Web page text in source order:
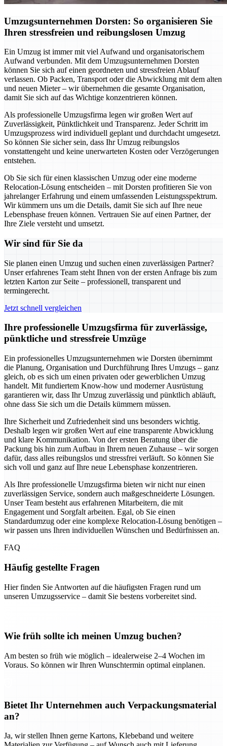
Umzugsunternehmen Dorsten: So organisieren Sie
Ihren stressfreien und reibungslosen Umzug
Ein Umzug ist immer mit viel Aufwand und organisatorischem
Aufwand verbunden. Mit dem Umzugsunternehmen Dorsten
können Sie sich auf einen geordneten und stressfreien Ablauf
verlassen. Ob Packen, Transport oder die Abwicklung mit dem alten
und neuen Mieter – wir übernehmen die gesamte Organisation,
damit Sie sich auf das Wichtige konzentrieren können.
Als professionelle Umzugsfirma legen wir großen Wert auf
Zuverlässigkeit, Pünktlichkeit und Transparenz. Jeder Schritt im
Umzugsprozess wird individuell geplant und durchdacht umgesetzt.
So können Sie sicher sein, dass Ihr Umzug reibungslos
vonstattengeht und keine unerwarteten Kosten oder Verzögerungen
entstehen.
Ob Sie sich für einen klassischen Umzug oder eine moderne
Relocation-Lösung entscheiden – mit Dorsten profitieren Sie von
jahrelanger Erfahrung und einem umfassenden Leistungsspektrum.
Wir kümmern uns um die Details, damit Sie sich auf Ihre neue
Lebensphase freuen können. Vertrauen Sie auf einen Partner, der
Ihre Ziele versteht und umsetzt.
Wir sind für Sie da
Sie planen einen Umzug und suchen einen zuverlässigen Partner?
Unser erfahrenes Team steht Ihnen von der ersten Anfrage bis zum
letzten Karton zur Seite – professionell, transparent und
termingerecht.
Jetzt schnell vergleichen
Ihre professionelle Umzugsfirma für zuverlässige,
pünktliche und stressfreie Umzüge
Ein professionelles Umzugsunternehmen wie Dorsten übernimmt
die Planung, Organisation und Durchführung Ihres Umzugs – ganz
gleich, ob es sich um einen privaten oder gewerblichen Umzug
handelt. Mit fundiertem Know-how und moderner Ausrüstung
garantieren wir, dass Ihr Umzug zuverlässig und pünktlich abläuft,
ohne dass Sie sich um die Details kümmern müssen.
Ihre Sicherheit und Zufriedenheit sind uns besonders wichtig.
Deshalb legen wir großen Wert auf eine transparente Abwicklung
und klare Kommunikation. Von der ersten Beratung über die
Packung bis hin zum Aufbau in Ihrem neuen Zuhause – wir sorgen
dafür, dass alles reibungslos und stressfrei verläuft. So können Sie
sich voll und ganz auf Ihre neue Lebensphase konzentrieren.
Als Ihre professionelle Umzugsfirma bieten wir nicht nur einen
zuverlässigen Service, sondern auch maßgeschneiderte Lösungen.
Unser Team besteht aus erfahrenen Mitarbeitern, die mit
Engagement und Sorgfalt arbeiten. Egal, ob Sie einen
Standardumzug oder eine komplexe Relocation-Lösung benötigen –
wir passen uns Ihren individuellen Wünschen und Bedürfnissen an.
FAQ
Häufig gestellte Fragen
Hier finden Sie Antworten auf die häufigsten Fragen rund um
unseren Umzugsservice – damit Sie bestens vorbereitet sind.
Wie früh sollte ich meinen Umzug buchen?
Am besten so früh wie möglich – idealerweise 2–4 Wochen im
Voraus. So können wir Ihren Wunschtermin optimal einplanen.
Bietet Ihr Unternehmen auch Verpackungsmaterial
an?
Ja, wir stellen Ihnen gerne Kartons, Klebeband und weitere